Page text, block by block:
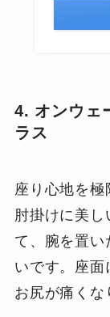
4. オンウェ
ラス
座り心地を極
肘掛けに美
て、腕を置い
いです。座面
お尻が痛くな